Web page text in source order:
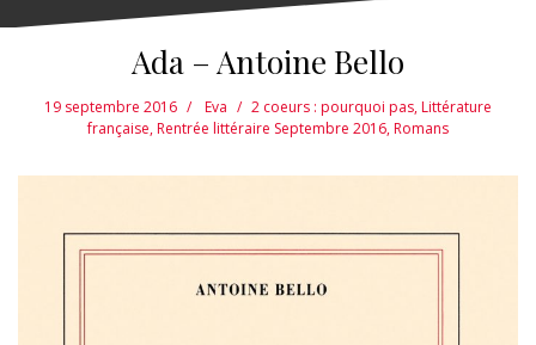
Ada – Antoine Bello
19 septembre 2016 Eva 2 coeurs : pourquoi pas,Littérature
française,Rentrée littéraire Septembre 2016,Romans